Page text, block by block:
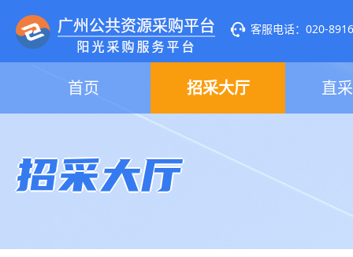
客服电话：020-
首页 招采大厅 直
招采大厅